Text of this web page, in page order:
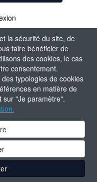
la sécurité du site, de
faire bénéficier de
des cookies, le cas
consentement.
typologies de cookies
en matière de
sur "Je paramètre".